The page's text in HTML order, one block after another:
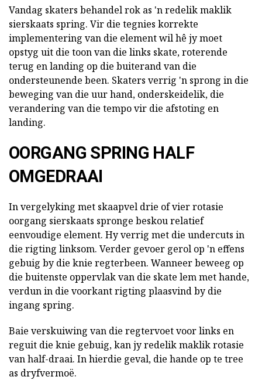
Vandag skaters behandel rok as 'n redelik maklik
sierskaats spring. Vir die tegnies korrekte
implementering van die element wil hê jy moet
opstyg uit die toon van die links skate, roterende
terug en landing op die buiterand van die
ondersteunende been. Skaters verrig 'n sprong in die
beweging van die uur hand, onderskeidelik, die
verandering van die tempo vir die afstoting en
landing.
OORGANG SPRING HALF
OMGEDRAAI
In vergelyking met skaapvel drie of vier rotasie
oorgang sierskaats spronge beskou relatief
eenvoudige element. Hy verrig met die undercuts in
die rigting linksom. Verder gevoer gerol op 'n effens
gebuig by die knie regterbeen. Wanneer beweeg op
die buitenste oppervlak van die skate lem met hande,
verdun in die voorkant rigting plaasvind by die
ingang spring.
Baie verskuiwing van die regtervoet voor links en
reguit die knie gebuig, kan jy redelik maklik rotasie
van half-draai. In hierdie geval, die hande op te tree
as dryfvermoë.